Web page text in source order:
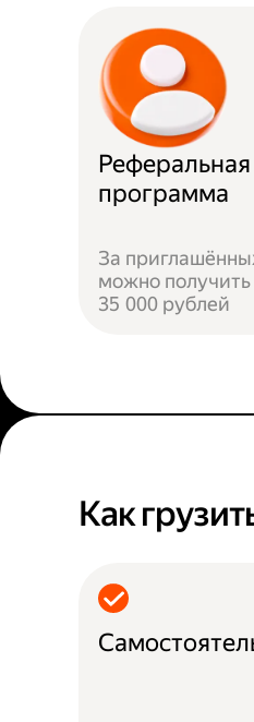
Реферальная
программа
За
можно
35 000 рублей
Как